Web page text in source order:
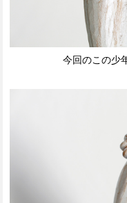
今回のこの少